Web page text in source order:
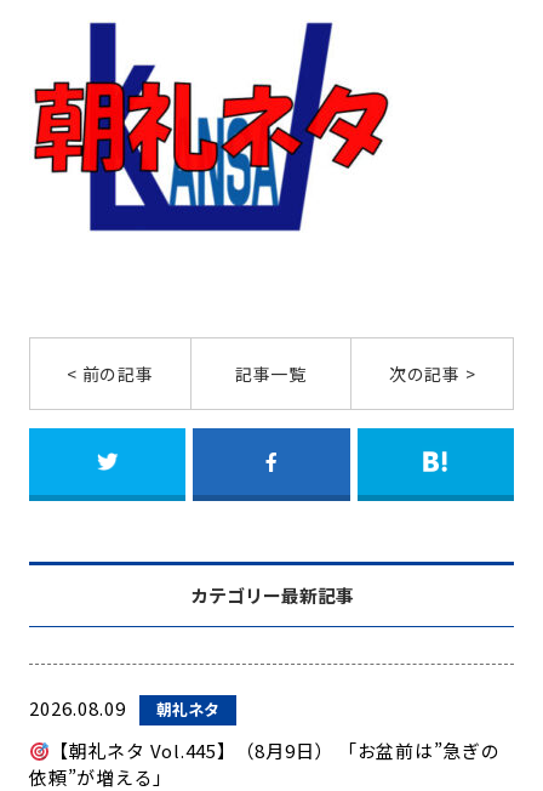
< 前の記事 記事一覧 次の記事 >
カテゴリー最新記事
2026.08.09 朝礼ネタ
【朝礼ネタ Vol.445】（8月9日） 「お盆前は”急ぎの
依頼”が増える」